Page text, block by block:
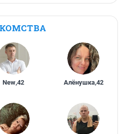
New,42 Алёнушка,42